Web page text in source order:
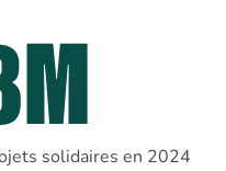
solidaires en 2024